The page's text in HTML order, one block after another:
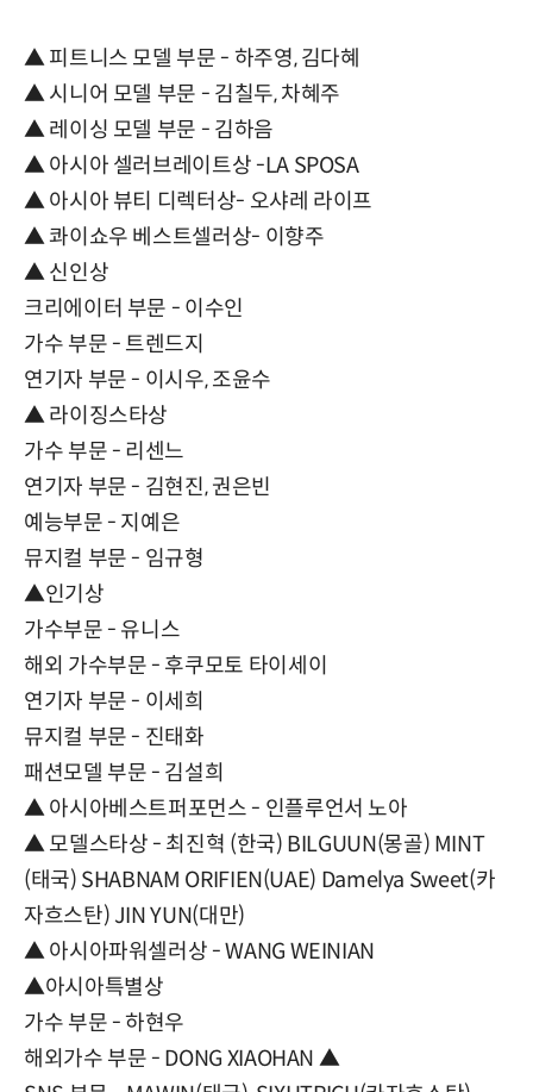
▲ 피트니스 모델 부문 - 하주영, 김다혜
▲ 시니어 모델 부문 - 김칠두, 차혜주
▲ 레이싱 모델 부문 - 김하음
▲ 아시아 셀러브레이트상 -LA SPOSA
▲ 아시아 뷰티 디렉터상- 오샤레 라이프
▲ 콰이쇼우 베스트셀러상- 이향주
▲ 신인상
크리에이터 부문 - 이수인
가수 부문 - 트렌드지
연기자 부문 - 이시우, 조윤수
▲ 라이징스타상
가수 부문 - 리센느
연기자 부문 - 김현진, 권은빈
예능부문 - 지예은
뮤지컬 부문 - 임규형
▲인기상
가수부문 - 유니스
해외 가수부문 - 후쿠모토 타이세이
연기자 부문 - 이세희
뮤지컬 부문 - 진태화
패션모델 부문 - 김설희
▲ 아시아베스트퍼포먼스 - 인플루언서 노아
▲ 모델스타상 - 최진혁 (한국) BILGUUN(몽골) MINT
(태국) SHABNAM ORIFIEN(UAE) Damelya Sweet(카
자흐스탄) JIN YUN(대만)
▲ 아시아파워셀러상 - WANG WEINIAN
▲아시아특별상
가수 부문 - 하현우
해외가수 부문 - DONG XIAOHAN ▲